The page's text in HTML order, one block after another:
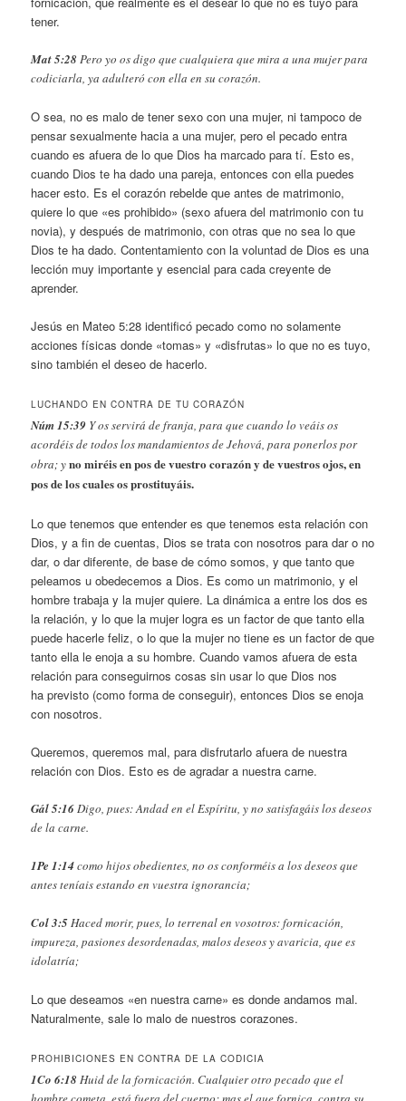
tener.
Mat 5:28 Pero yo os digo que cualquiera que mira a una mujer para
codiciarla, ya adulteró con ella en su corazón.
O sea, no es malo de tener sexo con una mujer, ni tampoco de
pensar sexualmente hacia a una mujer, pero el pecado entra
cuando es afuera de lo que Dios ha marcado para tí. Esto es,
cuando Dios te ha dado una pareja, entonces con ella puedes
hacer esto. Es el corazón rebelde que antes de matrimonio,
quiere lo que «es prohibido» (sexo afuera del matrimonio con tu
novia), y después de matrimonio, con otras que no sea lo que
Dios te ha dado. Contentamiento con la voluntad de Dios es una
lección muy importante y esencial para cada creyente de
aprender.
Jesús en Mateo 5:28 identificó pecado como no solamente
acciones físicas donde «tomas» y «disfrutas» lo que no es tuyo,
sino también el deseo de hacerlo.
LUCHANDO EN CONTRA DE TU CORAZÓN
Núm 15:39 Y os servirá de franja, para que cuando lo veáis os
acordéis de todos los mandamientos de Jehová, para ponerlos por
obra; yno miréis en pos de vuestro corazón y de vuestros ojos, en
pos de los cuales os prostituyáis.
Lo que tenemos que entender es que tenemos esta relación con
Dios, y a fin de cuentas, Dios se trata con nosotros para dar o no
dar, o dar diferente, de base de cómo somos, y que tanto que
peleamos u obedecemos a Dios. Es como un matrimonio, y el
hombre trabaja y la mujer quiere. La dinámica a entre los dos es
la relación, y lo que la mujer logra es un factor de que tanto ella
puede hacerle feliz, o lo que la mujer no tiene es un factor de que
tanto ella le enoja a su hombre. Cuando vamos afuera de esta
relación para conseguirnos cosas sin usar lo que Dios nos
ha previsto (como forma de conseguir), entonces Dios se enoja
con nosotros.
Queremos, queremos mal, para disfrutarlo afuera de nuestra
relación con Dios. Esto es de agradar a nuestra carne.
Gál 5:16Digo, pues: Andad en el Espíritu, y no satisfagáis los deseos
de la carne.
1Pe 1:14como hijos obedientes, no os conforméis a los deseos que
antes teníais estando en vuestra ignorancia;
Col 3:5Haced morir, pues, lo terrenal en vosotros: fornicación,
impureza, pasiones desordenadas, malos deseos y avaricia, que es
idolatría;
Lo que deseamos «en nuestra carne» es donde andamos mal.
Naturalmente, sale lo malo de nuestros corazones.
PROHIBICIONES EN CONTRA DE LA CODICIA
1Co 6:18 Huid de la fornicación. Cualquier otro pecado que el